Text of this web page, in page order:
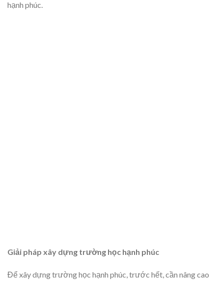
hạnh phúc.
Giải pháp xây dựng trường học hạnh phúc
Để xây dựng trường học hạnh phúc, trước hết, cần nâng cao